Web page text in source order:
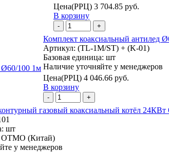
Цена(РРЦ) 3 704.85 руб.
В корзину
- +
Комплект коаксиальный антилед
Артикул: (TL-1M/ST) + (K-01)
Базовая единица: шт
Наличие уточняйте у менеджеров
Цена(РРЦ) 4 046.66 руб.
В корзину
- +
газовый коаксиальный котёл
шт
OTMO (Китай)
у менеджеров